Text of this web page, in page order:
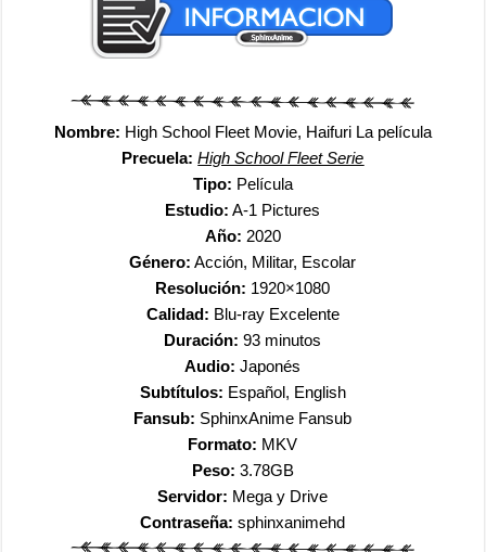
Nombre: High School Fleet Movie, Haifuri La película
Precuela:High School Fleet Serie
Tipo: Película
Estudio: A-1 Pictures
Año: 2020
Género: Acción, Militar, Escolar
Resolución: 1920×1080
Calidad: Blu-ray Excelente
Duración: 93 minutos
Audio: Japonés
Subtítulos: Español, English
Fansub: SphinxAnime Fansub
Formato: MKV
Peso: 3.78GB
Servidor: Mega y Drive
Contraseña:sphinxanimehd